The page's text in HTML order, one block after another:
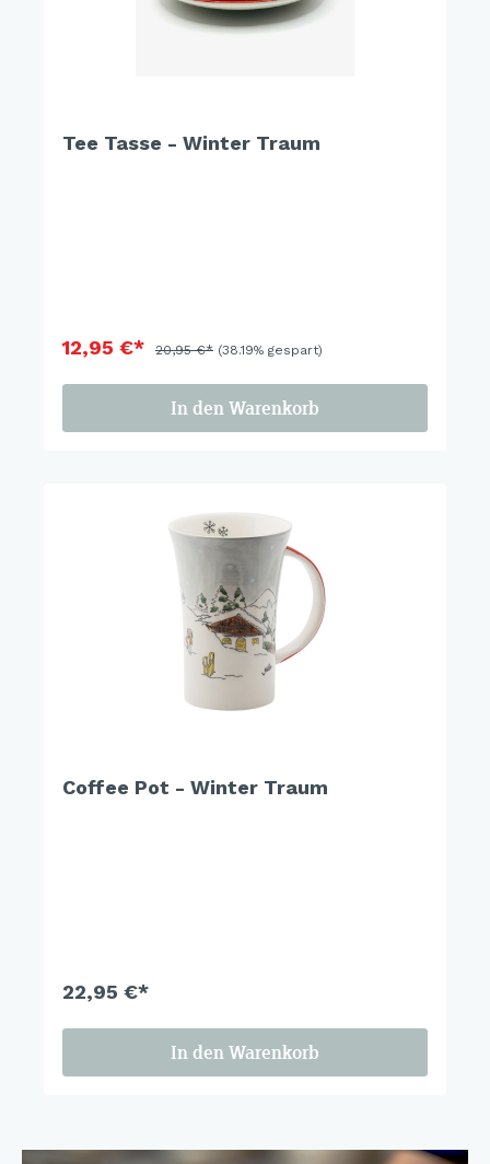
Tee Tasse - Winter Traum
12,95 €* 20,95 €* (38.19% gespart)
In den Warenkorb
Coffee Pot - Winter Traum
22,95 €*
In den Warenkorb